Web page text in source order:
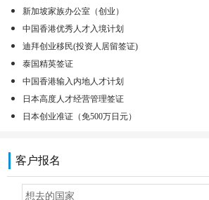
新加坡家族办公室（创业）
中国香港优秀人才入境计划
迪拜创业移民(投资人居留签证)
泰国精英签证
中国香港输入内地人才计划
日本高度人才经营管理签证
日本创业准证（免500万日元）
客户报名